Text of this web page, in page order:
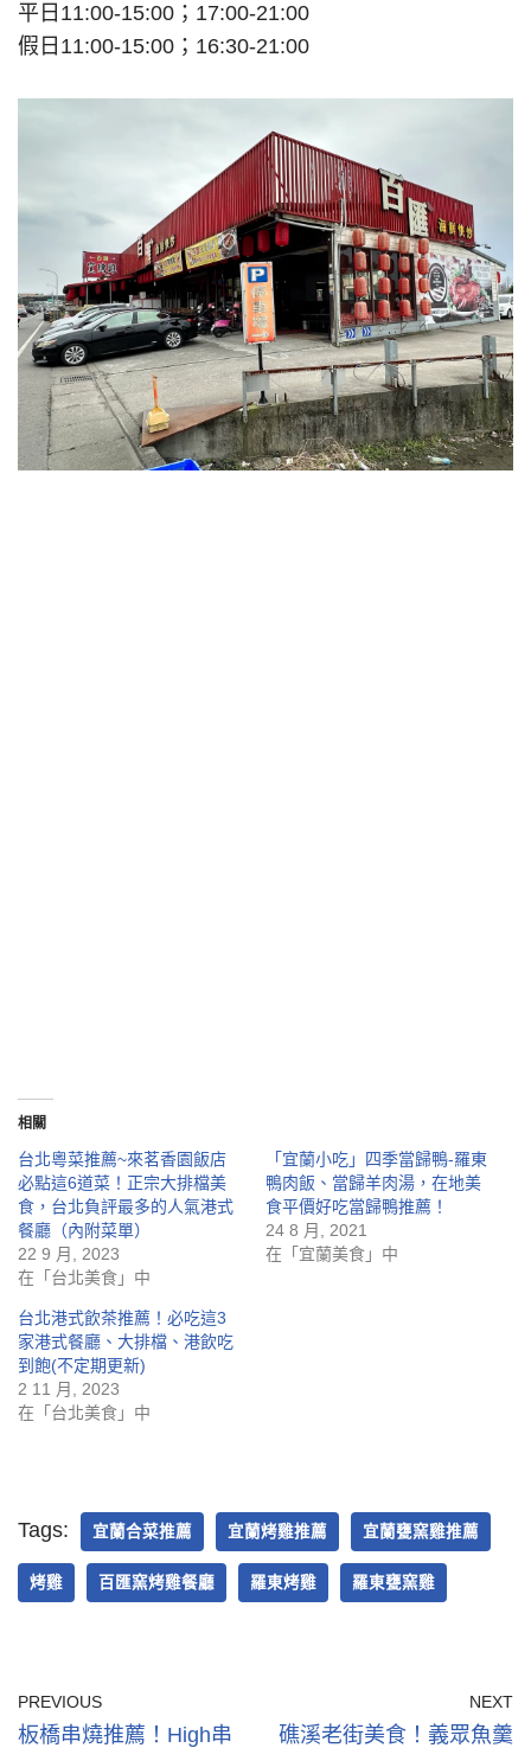
平日11:00-15:00；17:00-21:00
假日11:00-15:00；16:30-21:00
相關
台北粵菜推薦~來茗香園飯店
必點這6道菜！正宗大排檔美
食，台北負評最多的人氣港式
餐廳（內附菜單）
22 9 月, 2023
在「台北美食」中
「宜蘭小吃」四季當歸鴨-羅東
鴨肉飯、當歸羊肉湯，在地美
食平價好吃當歸鴨推薦！
24 8 月, 2021
在「宜蘭美食」中
台北港式飲茶推薦！必吃這3
家港式餐廳、大排檔、港飲吃
到飽(不定期更新)
2 11 月, 2023
在「台北美食」中
Tags: 宜蘭合菜推薦 宜蘭烤雞推薦 宜蘭甕窯雞推薦
烤雞 百匯窯烤雞餐廳 羅東烤雞 羅東甕窯雞
PREVIOUS
板橋串燒推薦！High串
NEXT
礁溪老街美食！義眾魚羹